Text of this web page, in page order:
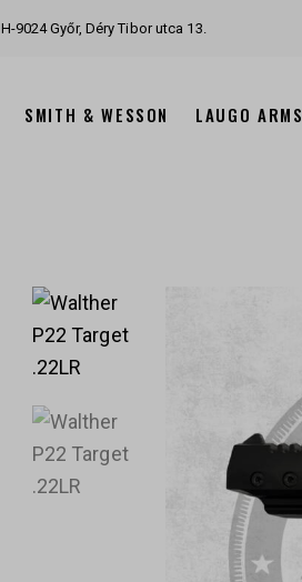
H-9024 Győr, Déry Tibor utca 13.
SMITH & WESSON LAUGO ARMS